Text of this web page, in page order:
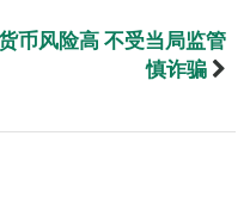
币风险高 不受当局监管
慎诈骗